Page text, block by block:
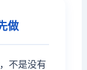
做
不是没有